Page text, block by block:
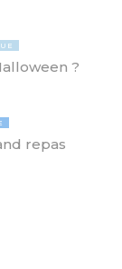
?
repas